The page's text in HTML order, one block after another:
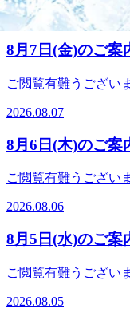
最近のブログ
8月7日(金)のご案
ご閲覧有難うござい
*.。・*8月7日(金) 空
空きがございます。
っております。。・
*.。・*.。・*『肩甲
れたリラク系ボディ
多摩平の森
ス〉JR中央線豊田駅
からもアクセス◎高
分圏内。〈電話番号
2026.08.07
8月6日(木)のご案
ご閲覧有難うござい
*.。・*8月6日(木) 空
空きがございます。
っております。。・
*.。・*.。・*『肩甲
れたリラク系ボディ
(20時20分最終受付)
2026.08.06
8月5日(水)のご案
ご閲覧有難うござい
*.。・*8月5日(水) 空
2026.08.05